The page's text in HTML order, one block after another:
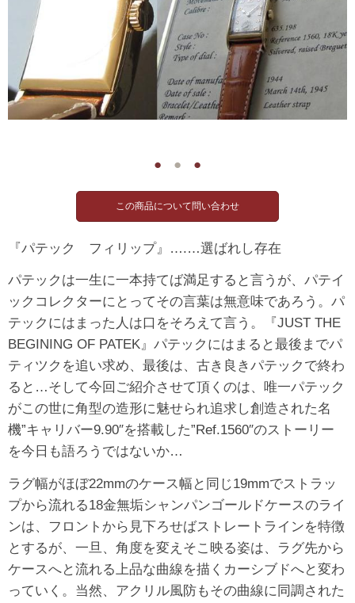
● ● ●
『パテック フィリップ』….…選ばれし存在
パテックは一生に一本持てば満足すると言うが、パテイ
ックコレクターにとってその言葉は無意味であろう。パ
テックにはまった人は口をそろえて言う。『JUST THE
BEGINING OF PATEK』パテックにはまると最後までパ
ティツクを追い求め、最後は、古き良きパテックで終わ
ると…そして今回ご紹介させて頂くのは、唯一パテック
がこの世に角型の造形に魅せられ追求し創造された名
機”キャリバー9.90″を搭載した”Ref.1560″のストーリー
を今日も語ろうではないか…
ラグ幅がほぼ22mmのケース幅と同じ19mmでストラッ
プから流れる18金無垢シャンパンゴールドケースのライ
ンは、フロントから見下ろせばストレートラインを特徴
とするが、一旦、角度を変えそこ映る姿は、ラグ先から
ケースへと流れる上品な曲線を描くカーシブドへと変わ
っていく。当然、アクリル風防もその曲線に同調された